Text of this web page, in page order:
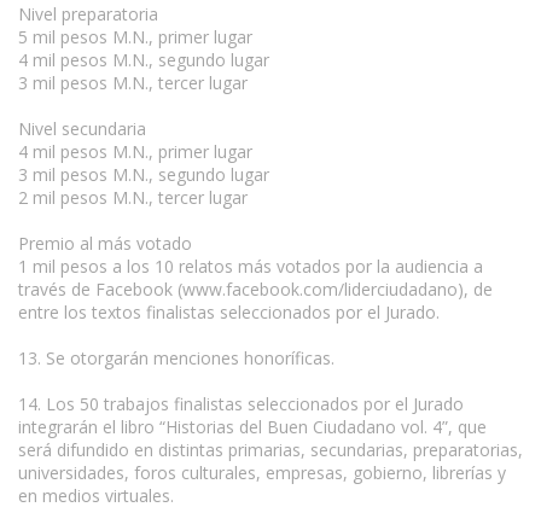
Nivel preparatoria
5 mil pesos M.N., primer lugar
4 mil pesos M.N., segundo lugar
3 mil pesos M.N., tercer lugar
Nivel secundaria
4 mil pesos M.N., primer lugar
3 mil pesos M.N., segundo lugar
2 mil pesos M.N., tercer lugar
Premio al más votado
1 mil pesos a los 10 relatos más votados por la audiencia a
través de Facebook (www.facebook.com/liderciudadano), de
entre los textos finalistas seleccionados por el Jurado.
13. Se otorgarán menciones honoríficas.
14. Los 50 trabajos finalistas seleccionados por el Jurado
integrarán el libro “Historias del Buen Ciudadano vol. 4”, que
será difundido en distintas primarias, secundarias, preparatorias,
universidades, foros culturales, empresas, gobierno, librerías y
en medios virtuales.